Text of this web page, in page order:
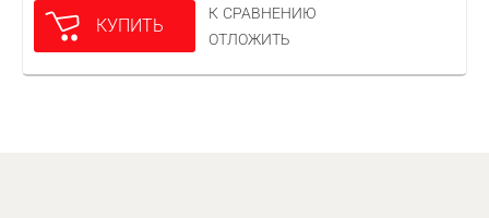
КУПИТЬ
К СРАВНЕНИЮ
ОТЛОЖИТЬ